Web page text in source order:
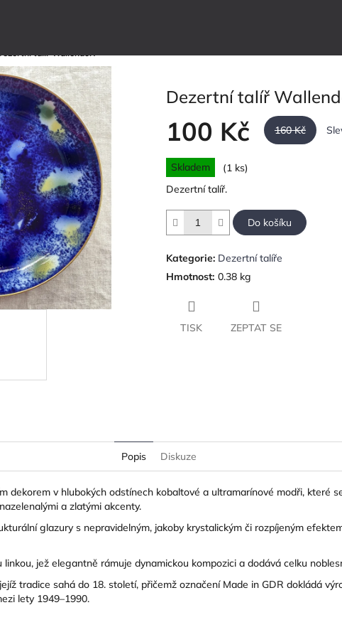
Dezertní talíř
100 Kč 160 Kč
Měrná
cena:
Skladem
(1 ks)
Dezertní talíř.
Do košíku
Kategorie: Dezertní talíře
Hmotnost: 0.38 kg
TISK ZEPTAT SE
Popis Diskuze
dekorem v hlubokých odstínech kobaltové a ultramarínové modři, které
a zlatými akcenty.
glazury s nepravidelným, jakoby krystalickým či rozpíjeným
jež elegantně rámuje dynamickou kompozici a dodává celku
tradice sahá do 18. století, přičemž označení Made in GDR dokládá
lety 1949–1990.